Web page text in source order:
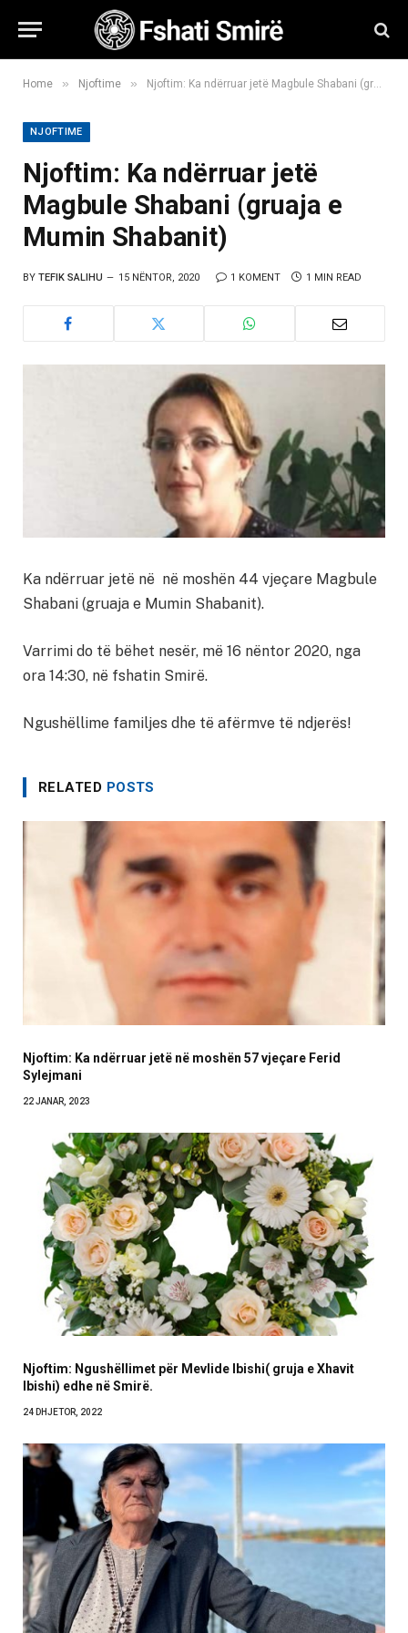
Home » Njoftime » Njoftim: Ka ndërruar jetë Magbule Shabani (gruaja e Mumin Shabanit)
NJOFTIME
Njoftim: Ka ndërruar jetë
Magbule Shabani (gruaja e
Mumin Shabanit)
BY TEFIK SALIHU 15 NËNTOR, 2020 1 KOMENT 1 MIN READ
Ka ndërruar jetë në në moshën 44 vjeçare Magbule
Shabani (gruaja e Mumin Shabanit).
Varrimi do të bëhet nesër, më 16 nëntor 2020, nga
ora 14:30, në fshatin Smirë.
Ngushëllime familjes dhe të afërmve të ndjerës!
RELATED POSTS
Njoftim: Ka ndërruar jetë në moshën 57 vjeçare Ferid
Sylejmani
22 JANAR, 2023
Njoftim: Ngushëllimet për Mevlide Ibishi( gruja e Xhavit
Ibishi) edhe në Smirë.
24 DHJETOR, 2022